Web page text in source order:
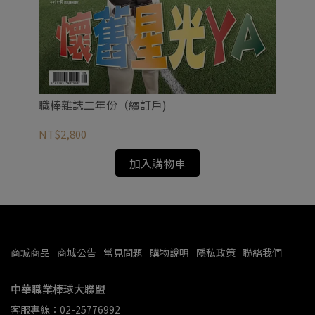
職棒雜誌二年份（續訂戶)
NT$2,800
加入購物車
商城商品 商城公告 常見問題 購物說明 隱私政策 聯絡我們
中華職業棒球大聯盟
客服專線：02-25776992